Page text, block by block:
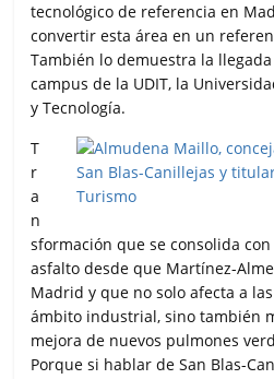
tecnológico de referencia en
convertir esta área en un
También lo demuestra la
campus de la UDIT, la
y Tecnología.
T
r
a
n
sformación que se consolida
asfalto desde que Martínez-
Madrid y que no solo afecta a
ámbito industrial, sino también
mejora de nuevos pulmones
Porque si hablar de San Blas-